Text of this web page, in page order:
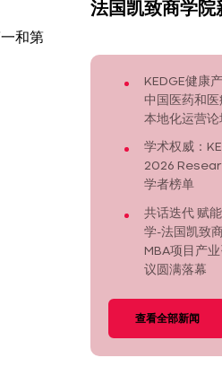
和第
法国凯致商学院
KEDGE健康
中国医药和医
本地化运营
学术权威：
2026
学者榜单
共话迭代 赋
学-法国凯致
MBA项目产
议圆满落幕
查看全部新闻